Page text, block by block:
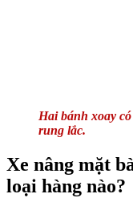
Hai bánh xoay
rung lắc.
Xe nâng mặt
loại hàng nào?